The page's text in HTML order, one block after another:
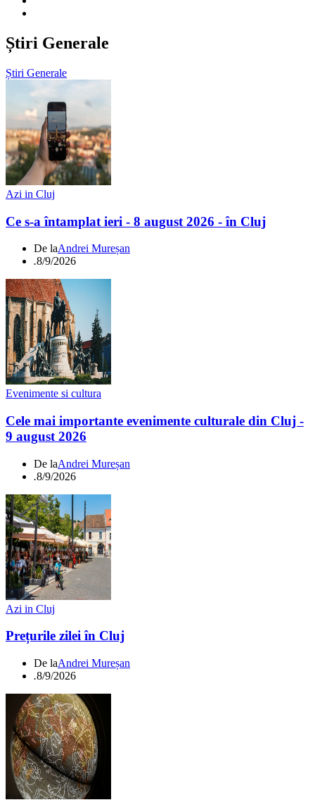
Știri Generale
Știri Generale
Azi in Cluj
Ce s-a întamplat ieri - 8 august 2026 - în Cluj
De laAndrei Mureșan
.8/9/2026
Evenimente si cultura
Cele mai importante evenimente culturale din Cluj -
9 august 2026
De laAndrei Mureșan
.8/9/2026
Azi in Cluj
Prețurile zilei în Cluj
De laAndrei Mureșan
.8/9/2026